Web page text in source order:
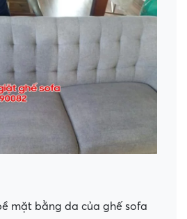
mặt bằng da của ghế sofa